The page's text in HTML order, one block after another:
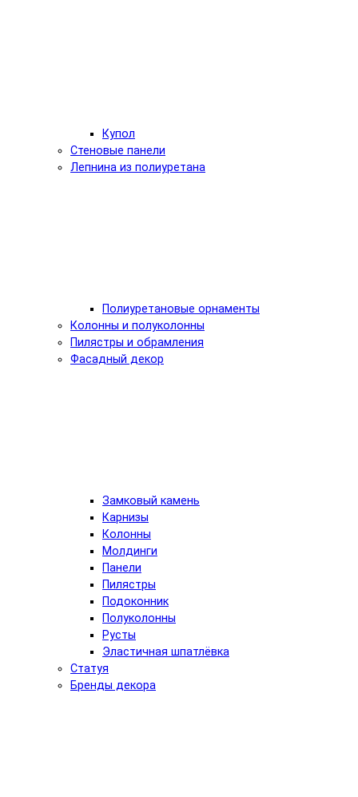
Купол
Стеновые панели
Лепнина из полиуретана
Полиуретановые орнаменты
Колонны и полуколонны
Пилястры и обрамления
Фасадный декор
Замковый камень
Карнизы
Колонны
Молдинги
Панели
Пилястры
Подоконник
Полуколонны
Русты
Эластичная шпатлёвка
Статуя
Бренды декора